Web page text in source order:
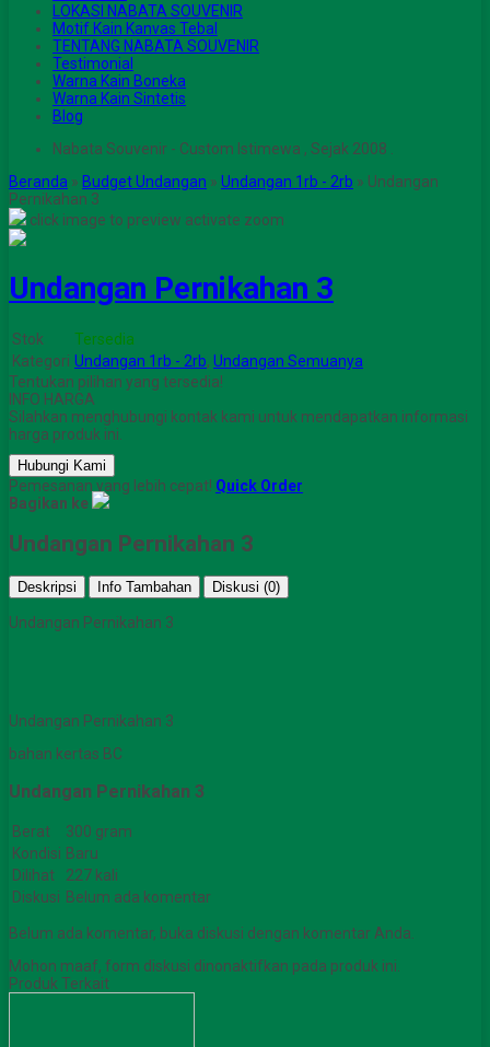
LOKASI NABATA SOUVENIR
Motif Kain Kanvas Tebal
TENTANG NABATA SOUVENIR
Testimonial
Warna Kain Boneka
Warna Kain Sintetis
Blog
Nabata Souvenir - Custom Istimewa , Sejak 2008 .
Beranda » Budget Undangan » Undangan 1rb - 2rb » Undangan
Pernikahan 3
click image to preview activate zoom
Undangan Pernikahan 3
Stok
Tersedia
Kategori Undangan 1rb - 2rb, Undangan Semuanya
Tentukan pilihan yang tersedia!
INFO HARGA
Silahkan menghubungi kontak kami untuk mendapatkan informasi
harga produk ini.
Hubungi Kami
Pemesanan yang lebih cepat! Quick Order
Bagikan ke
Undangan Pernikahan 3
Deskripsi Info Tambahan Diskusi (0)
Undangan Pernikahan 3
Undangan Pernikahan 3
bahan kertas BC
Undangan Pernikahan 3
Berat
300 gram
Kondisi Baru
Dilihat
227 kali
Diskusi Belum ada komentar
Belum ada komentar, buka diskusi dengan komentar Anda.
Mohon maaf, form diskusi dinonaktifkan pada produk ini.
Produk Terkait